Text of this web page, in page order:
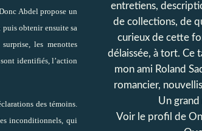
Abdel propose un
puis obtenir ensuite sa
les menottes
identifiés, l’action
des témoins.
inconditionnels, qui
entretiens,
de collections, de
curieux de cette
délaissée, à tort. Ce
mon ami Roland
romancier,
Un grand
Voir le profil de